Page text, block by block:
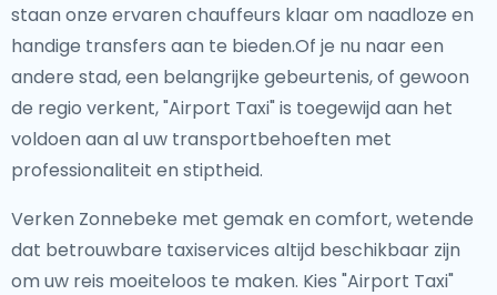
staan onze ervaren chauffeurs klaar om naadloze en
handige transfers aan te bieden.Of je nu naar een
andere stad, een belangrijke gebeurtenis, of gewoon
de regio verkent, "Airport Taxi" is toegewijd aan het
voldoen aan al uw transportbehoeften met
professionaliteit en stiptheid.
Verken Zonnebeke met gemak en comfort, wetende
dat betrouwbare taxiservices altijd beschikbaar zijn
om uw reis moeiteloos te maken. Kies "Airport Taxi"